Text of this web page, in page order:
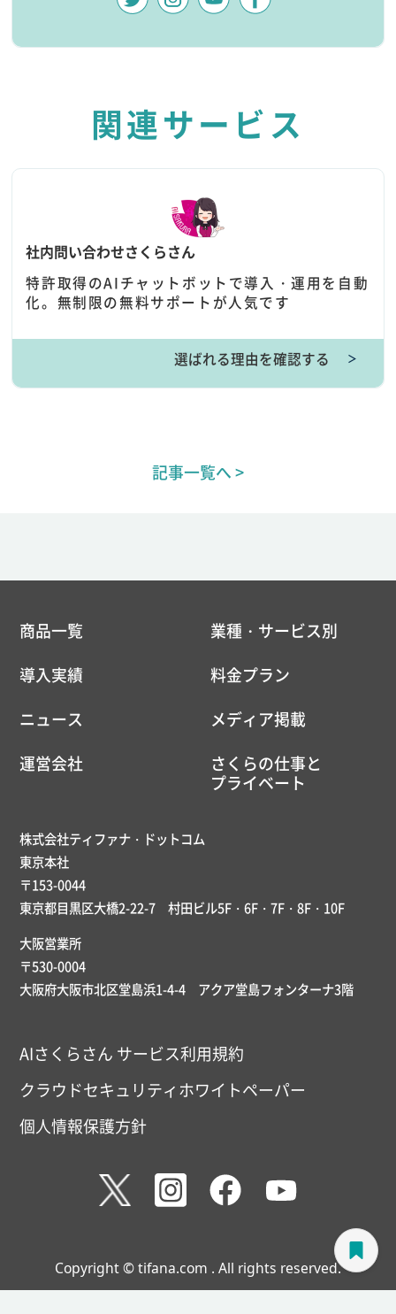
関連サービス
社内問い合わせさくらさん
特許取得のAIチャットボットで導入・運用を自動
化。無制限の無料サポートが人気です
選ばれる理由を確認する ＞
記事一覧へ >
商品一覧
業種・サービス別
導入実績
料金プラン
ニュース
メディア掲載
運営会社
さくらの仕事と
プライベート
株式会社ティファナ・ドットコム
東京本社
〒153-0044
東京都目黒区大橋2-22-7 村田ビル5F・6F・7F・8F・10F
大阪営業所
〒530-0004
大阪府大阪市北区堂島浜1-4-4 アクア堂島フォンターナ3階
AIさくらさん サービス利用規約
クラウドセキュリティホワイトペーパー
個人情報保護方針
Copyright © tifana.com . All rights reserved.